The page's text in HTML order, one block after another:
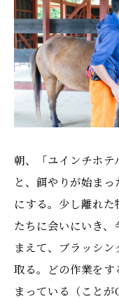
朝、「ユインチホテ
と、餌やりが始ま
にする。少し離れ
たちに会いにいき
まえて、ブラッシ
取る。どの作業を
まっている（こと